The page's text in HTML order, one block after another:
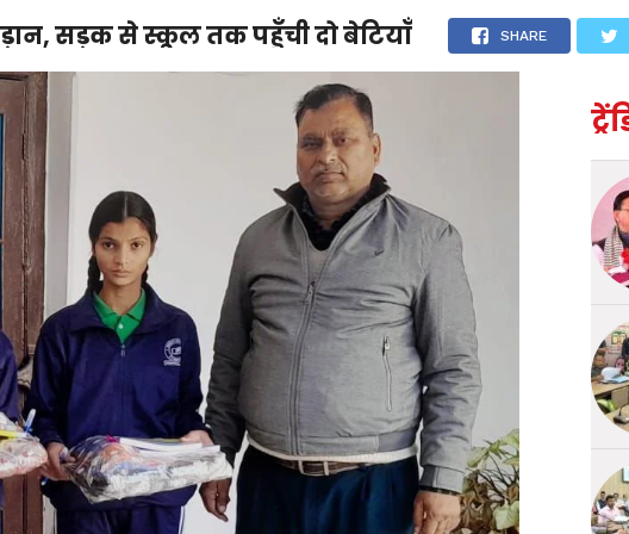
दुनिया उत्तराखंड धर्म-संस्कृति राजनीति संपर्क करें
मनोरंजन
सड़क से स्कूल तक पहुँची दो बेटियाँ SHARE